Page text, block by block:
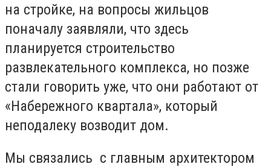
на стройке, на вопросы жильцов
поначалу заявляли, что здесь
планируется строительство
развлекательного комплекса, но позже
стали говорить уже, что они работают от
«Набережного квартала», который
неподалеку возводит дом.
Мы связались с главным архитектором